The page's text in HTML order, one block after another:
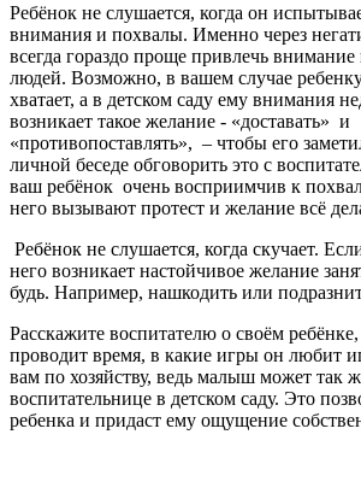
Ребёнок не слушается, когда он
внимания и похвалы. Именно через
всегда гораздо проще привлечь
людей. Возможно, в вашем случае
хватает, а в детском саду ему внимания
возникает такое желание - «доставать» и
«противопоставлять», – чтобы его
личной беседе обговорить это с
ваш ребёнок очень восприимчив к
него вызывают протест и желание всё
Ребёнок не слушается, когда скучает.
него возникает настойчивое желание
будь. Например, нашкодить или
Расскажите воспитателю о своём
проводит время, в какие игры он любит
вам по хозяйству, ведь малыш может так
воспитательнице в детском саду. Это
ребенка и придаст ему ощущение